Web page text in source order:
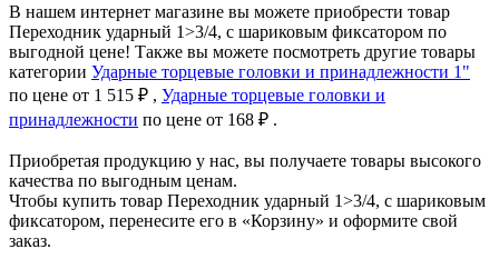
В нашем интернет магазине вы можете приобрести товар
Переходник ударный 1>3/4, с шариковым фиксатором по
выгодной цене! Также вы можете посмотреть другие товары
категории Ударные торцевые головки и принадлежности 1"
по цене от 1 515 ₽ , Ударные торцевые головки и
принадлежности по цене от 168 ₽ .
Приобретая продукцию у нас, вы получаете товары высокого
качества по выгодным ценам.
Чтобы купить товар Переходник ударный 1>3/4, с шариковым
фиксатором, перенесите его в «Корзину» и оформите свой
заказ.